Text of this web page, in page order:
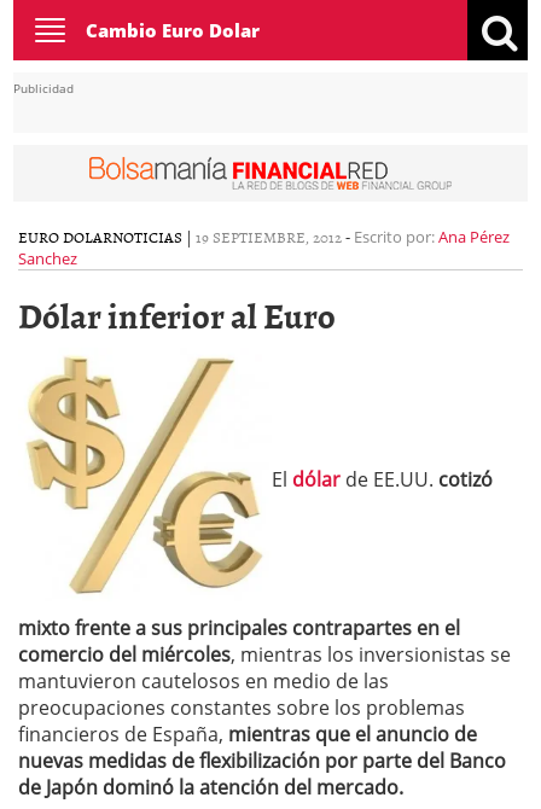
Toggle
navigation
Cambio Euro Dolar
Publicidad
EURO DOLARNOTICIAS | 19 SEPTIEMBRE, 2012- Escrito por:Ana Pérez
Sanchez
Dólar inferior al Euro
El dólar de EE.UU. cotizó
mixto frente a sus principales contrapartes en el
comercio del miércoles, mientras los inversionistas se
mantuvieron cautelosos en medio de las
preocupaciones constantes sobre los problemas
financieros de España, mientras que el anuncio de
nuevas medidas de flexibilización por parte del Banco
de Japón dominó la atención del mercado.